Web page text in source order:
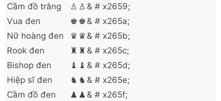
Cầm đồ trắng
♙ ♙ & # x2659;
Vua đen
♚ ♚ & # x265a;
Nữ hoàng đen
♛ ♛ & # x265b;
Rook đen
♜ ♜ & # x265c;
Bishop đen
♝ ♝ & # x265d;
Hiệp sĩ đen
♞ ♞ & # x265e;
Cầm đồ đen
♟ ♟ & # x265f;